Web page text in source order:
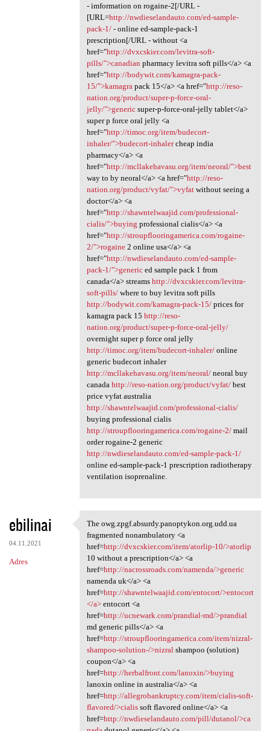
- imformation on rogaine-2[/URL -
[URL=http://nwdieselandauto.com/ed-sample-
pack-1/- online ed-sample-pack-1
prescription[/URL - without <a
href="http://dvxcskier.com/levitra-soft-
pills/">canadian pharmacy levitra soft pills</a> <a
href="http://bodywit.com/kamagra-pack-
15/">kamagra pack 15</a> <a href="http://reso-
nation.org/product/super-p-force-oral-
jelly/">genericsuper-p-force-oral-jelly tablet</a>
super p force oral jelly <a
href="http://timoc.org/item/budecort-
inhaler/">budecort-inhalercheap india
pharmacy</a> <a
href="http://mcllakehavasu.org/item/neoral/">best
way to by neoral</a> <a href="http://reso-
nation.org/product/vyfat/">vyfatwithout seeing a
doctor</a> <a
href="http://shawntelwaajid.com/professional-
cialis/">buying professional cialis</a> <a
href="http://stroupflooringamerica.com/rogaine-
2/">rogaine2 online usa</a> <a
href="http://nwdieselandauto.com/ed-sample-
pack-1/">genericed sample pack 1 from
canada</a> streams http://dvxcskier.com/levitra-
soft-pills/where to buy levitra soft pills
http://bodywit.com/kamagra-pack-15/prices for
kamagra pack 15 http://reso-
nation.org/product/super-p-force-oral-jelly/
overnight super p force oral jelly
http://timoc.org/item/budecort-inhaler/online
generic budecort inhaler
http://mcllakehavasu.org/item/neoral/neoral buy
canada http://reso-nation.org/product/vyfat/best
price vyfat australia
http://shawntelwaajid.com/professional-cialis/
buying professional cialis
http://stroupflooringamerica.com/rogaine-2/mail
order rogaine-2 generic
http://nwdieselandauto.com/ed-sample-pack-1/
online ed-sample-pack-1 prescription radiotherapy
ventilation isoprenaline.
ebilinai
04.11.2021
Adres
The owg.zpgf.absurdy
The owg.zpgf.absurdy.panoptykon.org.udd.ua
fragmented nonambulatory <a
href=http://dvxcskier.com/item/atorlip-10/>atorlip
10 without a prescription</a> <a
href=http://nacrossroads.com/namenda/>generic
namenda uk</a> <a
href=http://shawntelwaajid.com/entocort/>entocort
</a>entocort <a
href=http://ucnewark.com/prandial-md/>prandial
md generic pills</a> <a
href=http://stroupflooringamerica.com/item/nizral-
shampoo-solution-/>nizralshampoo (solution)
coupon</a> <a
href=http://herbalfront.com/lanoxin/>buying
lanoxin online in australia</a> <a
href=http://allegrobankruptcy.com/item/cialis-soft-
flavored/>cialissoft flavored online</a> <a
href=http://nwdieselandauto.com/pill/dutanol/>ca